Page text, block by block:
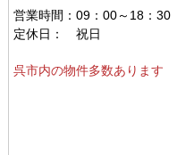
営業時間： 09：00～18：30
定休日：
祝日
呉市内の物件多数あります